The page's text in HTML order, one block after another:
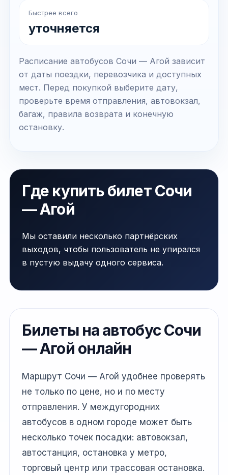
Быстрее всего
уточняется
Расписание автобусов Сочи — Агой зависит
от даты поездки, перевозчика и доступных
мест. Перед покупкой выберите дату,
проверьте время отправления, автовокзал,
багаж, правила возврата и конечную
остановку.
Где купить билет Сочи
— Агой
Мы оставили несколько партнёрских
выходов, чтобы пользователь не упирался
в пустую выдачу одного сервиса.
Билеты на автобус Сочи
— Агой онлайн
Маршрут Сочи — Агой удобнее проверять
не только по цене, но и по месту
отправления. У междугородних
автобусов в одном городе может быть
несколько точек посадки: автовокзал,
автостанция, остановка у метро,
торговый центр или трассовая остановка.